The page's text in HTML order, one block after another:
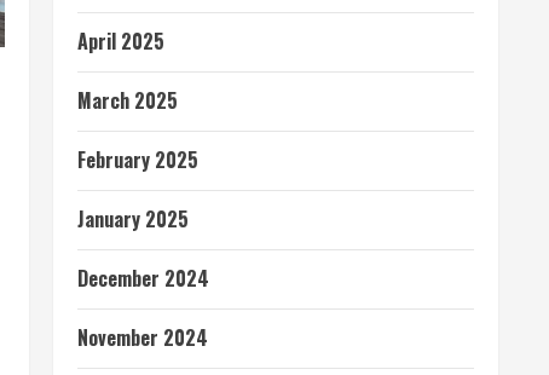
April 2025
March 2025
February 2025
January 2025
December 2024
November 2024